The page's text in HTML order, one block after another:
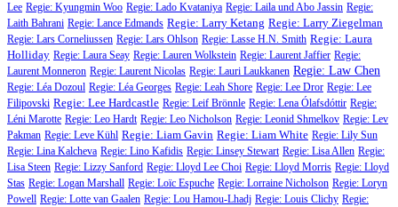
Lee Regie: Kyungmin Woo Regie: Lado Kvataniya Regie: Laila und Abo Jassin Regie:
Laith Bahrani Regie: Lance Edmands Regie: Larry Ketang Regie: Larry Ziegelman
Regie: Lars Corneliussen Regie: Lars Ohlson Regie: Lasse H.N. Smith Regie: Laura
Holliday Regie: Laura Seay Regie: Lauren Wolkstein Regie: Laurent Jaffier Regie:
Laurent Monneron Regie: Laurent Nicolas Regie: Lauri Laukkanen Regie: Law Chen
Regie: Léa Dozoul Regie: Léa Georges Regie: Leah Shore Regie: Lee Dror Regie: Lee
Filipovski Regie: Lee Hardcastle Regie: Leif Brönnle Regie: Lena Ólafsdóttir Regie:
Léni Marotte Regie: Leo Hardt Regie: Leo Nicholson Regie: Leonid Shmelkov Regie: Lev
Pakman Regie: Leve Kühl Regie: Liam Gavin Regie: Liam White Regie: Lily Sun
Regie: Lina Kalcheva Regie: Lino Kafidis Regie: Linsey Stewart Regie: Lisa Allen Regie:
Lisa Steen Regie: Lizzy Sanford Regie: Lloyd Lee Choi Regie: Lloyd Morris Regie: Lloyd
Stas Regie: Logan Marshall Regie: Loïc Espuche Regie: Lorraine Nicholson Regie: Loryn
Powell Regie: Lotte van Gaalen Regie: Lou Hamou-Lhadj Regie: Louis Clichy Regie: